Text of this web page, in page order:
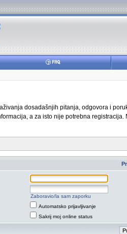
dosadašnjih pitanja, odgovora i
a za isto nije potrebna
Zaboravio/la sam zaporku
Automatsko prijavljivanje
Sakrij moj online status